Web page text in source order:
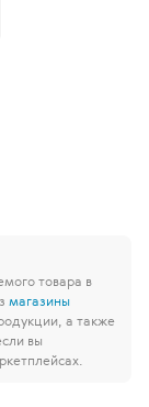
товара в
магазины
а также
вы